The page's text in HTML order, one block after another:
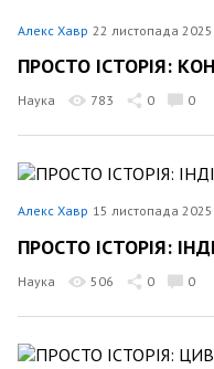
Алекс Хавр 22 листопада
ПРОСТО ІСТОРІЯ:
Наука 783 0 0
Алекс Хавр 15 листопада
ПРОСТО ІСТОРІЯ:
Наука 506 0 0